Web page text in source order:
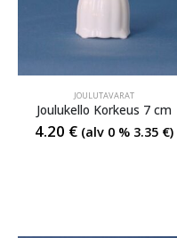
JOULUTAVARAT
Joulukello Korkeus 7 cm
4.20 € (alv 0 % 3.35 €)